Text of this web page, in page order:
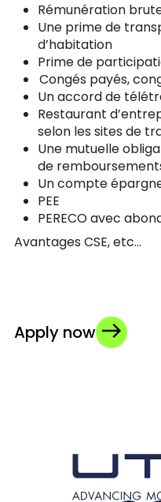
Rémunération
Une prime de
d’habitation
Prime de
Congés payés,
Un accord de
Restaurant
selon les sites de
Une mutuelle
de
Un compte
PEE
PERECO avec
Avantages CSE, etc…
Apply now